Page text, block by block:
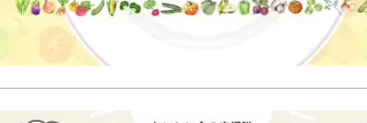
舞鶴市
福知山市 綾部市 京丹波町 就職
農業
農ある暮らし